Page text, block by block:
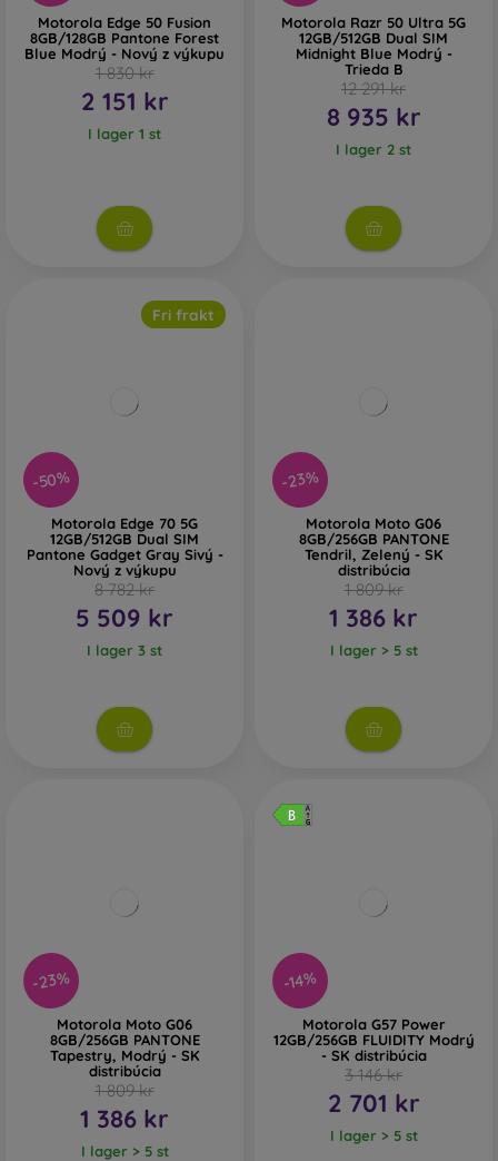
Motorola Edge 50 Fusion
8GB/128GB Pantone Forest
Blue Modrý - Nový z výkupu
1 830 kr
2 151 kr
I lager 1 st
Motorola Razr 50 Ultra 5G
12GB/512GB Dual SIM
Midnight Blue Modrý -
Trieda B
12 291 kr
8 935 kr
I lager 2 st
-50%
Fri frakt
Motorola Edge 70 5G
12GB/512GB Dual SIM
Pantone Gadget Gray Sivý -
Nový z výkupu
8 782 kr
5 509 kr
I lager 3 st
-23%
Motorola Moto G06
8GB/256GB PANTONE
Tendril, Zelený - SK
distribúcia
1 809 kr
1 386 kr
I lager > 5 st
-23%
Motorola Moto G06
8GB/256GB PANTONE
Tapestry, Modrý - SK
distribúcia
1 809 kr
1 386 kr
I lager > 5 st
-14%
Motorola G57 Power
12GB/256GB FLUIDITY Modrý
- SK distribúcia
3 146 kr
2 701 kr
I lager > 5 st